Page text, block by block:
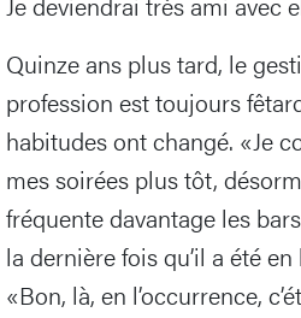
Quinze ans plus tard, le
profession est toujours
habitudes ont changé. «Je
mes soirées plus tôt,
fréquente davantage les
la dernière fois qu’il a été
«Bon, là, en l’occurrence,